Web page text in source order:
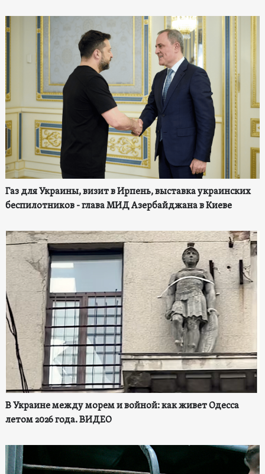
Газ для Украины, визит в Ирпень, выставка украинских
беспилотников - глава МИД Азербайджана в Киеве
В Украине между морем и войной: как живет Одесса
летом 2026 года. ВИДЕО